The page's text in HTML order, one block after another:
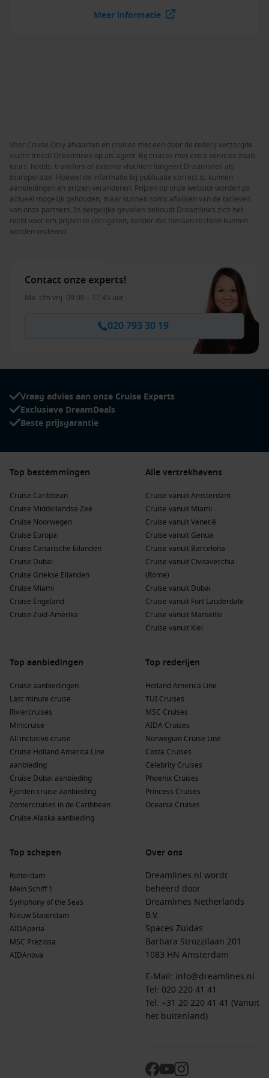
Meer informatie
Voor Cruise Only afvaarten en cruises met een door de rederij verzorgde
vlucht treedt Dreamlines op als agent. Bij cruises met extra services zoals
tours, hotels, transfers of externe vluchten fungeert Dreamlines als
touroperator. Hoewel de informatie bij publicatie correct is, kunnen
aanbiedingen en prijzen veranderen. Prijzen op onze website worden zo
actueel mogelijk gehouden, maar kunnen soms afwijken van de tarieven
van onze partners. In dergelijke gevallen behoudt Dreamlines zich het
recht voor om prijzen te corrigeren, zonder dat hieraan rechten kunnen
worden ontleend.
Contact onze experts!
Ma. t/m vrij. 09:00 – 17:45 uur
020 793 30 19
Vraag advies aan onze Cruise Experts
Exclusieve DreamDeals
Beste prijsgarantie
Top bestemmingen
Cruise Caribbean
Cruise Middellandse Zee
Cruise Noorwegen
Cruise Europa
Cruise Canarische Eilanden
Cruise Dubai
Cruise Griekse Eilanden
Cruise Miami
Cruise Engeland
Cruise Zuid-Amerika
Alle vertrekhavens
Cruise vanuit Amsterdam
Cruise vanuit Miami
Cruise vanuit Venetië
Cruise vanuit Genua
Cruise vanuit Barcelona
Cruise vanuit Civitavecchia
(Rome)
Cruise vanuit Dubai
Cruise vanuit Fort Lauderdale
Cruise vanuit Marseille
Cruise vanuit Kiel
Top aanbiedingen
Cruise aanbiedingen
Last minute cruise
Riviercruises
Minicruise
All inclusive cruise
Cruise Holland America Line
aanbieding
Cruise Dubai aanbieding
Fjorden cruise aanbieding
Zomercruises in de Caribbean
Cruise Alaska aanbieding
Top rederijen
Holland America Line
TUI Cruises
MSC Cruises
AIDA Cruises
Norwegian Cruise Line
Costa Cruises
Celebrity Cruises
Phoenix Cruises
Princess Cruises
Oceania Cruises
Top schepen
Rotterdam
Mein Schiff 1
Symphony of the Seas
Nieuw Statendam
AIDAperla
MSC Preziosa
AIDAnova
Over ons
Dreamlines.nl wordt
beheerd door
Dreamlines Netherlands
B.V.
Spaces Zuidas
Barbara Strozzilaan 201
1083 HN Amsterdam
E-Mail: info@dreamlines.nl
Tel: 020 220 41 41
Tel: +31 20 220 41 41 (Vanuit
het buitenland)